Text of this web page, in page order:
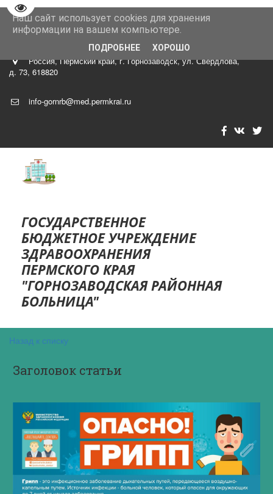
Перейти на версию для слабовидящих
8 (34269)4-29-40 главный врач Роман Владимир Тарасови
ч
Россия,Пермский край, г. Горнозаводск,ул. Свердлова,
д. 73, 618820
info-gornrb@med.permkrai.ru
ГОСУДА­­РСТВЕННОЕ
БЮДЖЕТНОЕ УЧРЕЖДЕНИЕ
ЗДР­­АВООХРАНЕНИЯ
ПЕРМСКОГО КРАЯ
"ГОРНОЗАВОДСКАЯ РАЙОННАЯ
БОЛ­­­­ЬНИЦА"
Назад к списку
Заголовок статьи
Наш сайт использует cookies для хранения
информации на вашем компьютере.
ПОДРОБНЕЕ ХОРОШО